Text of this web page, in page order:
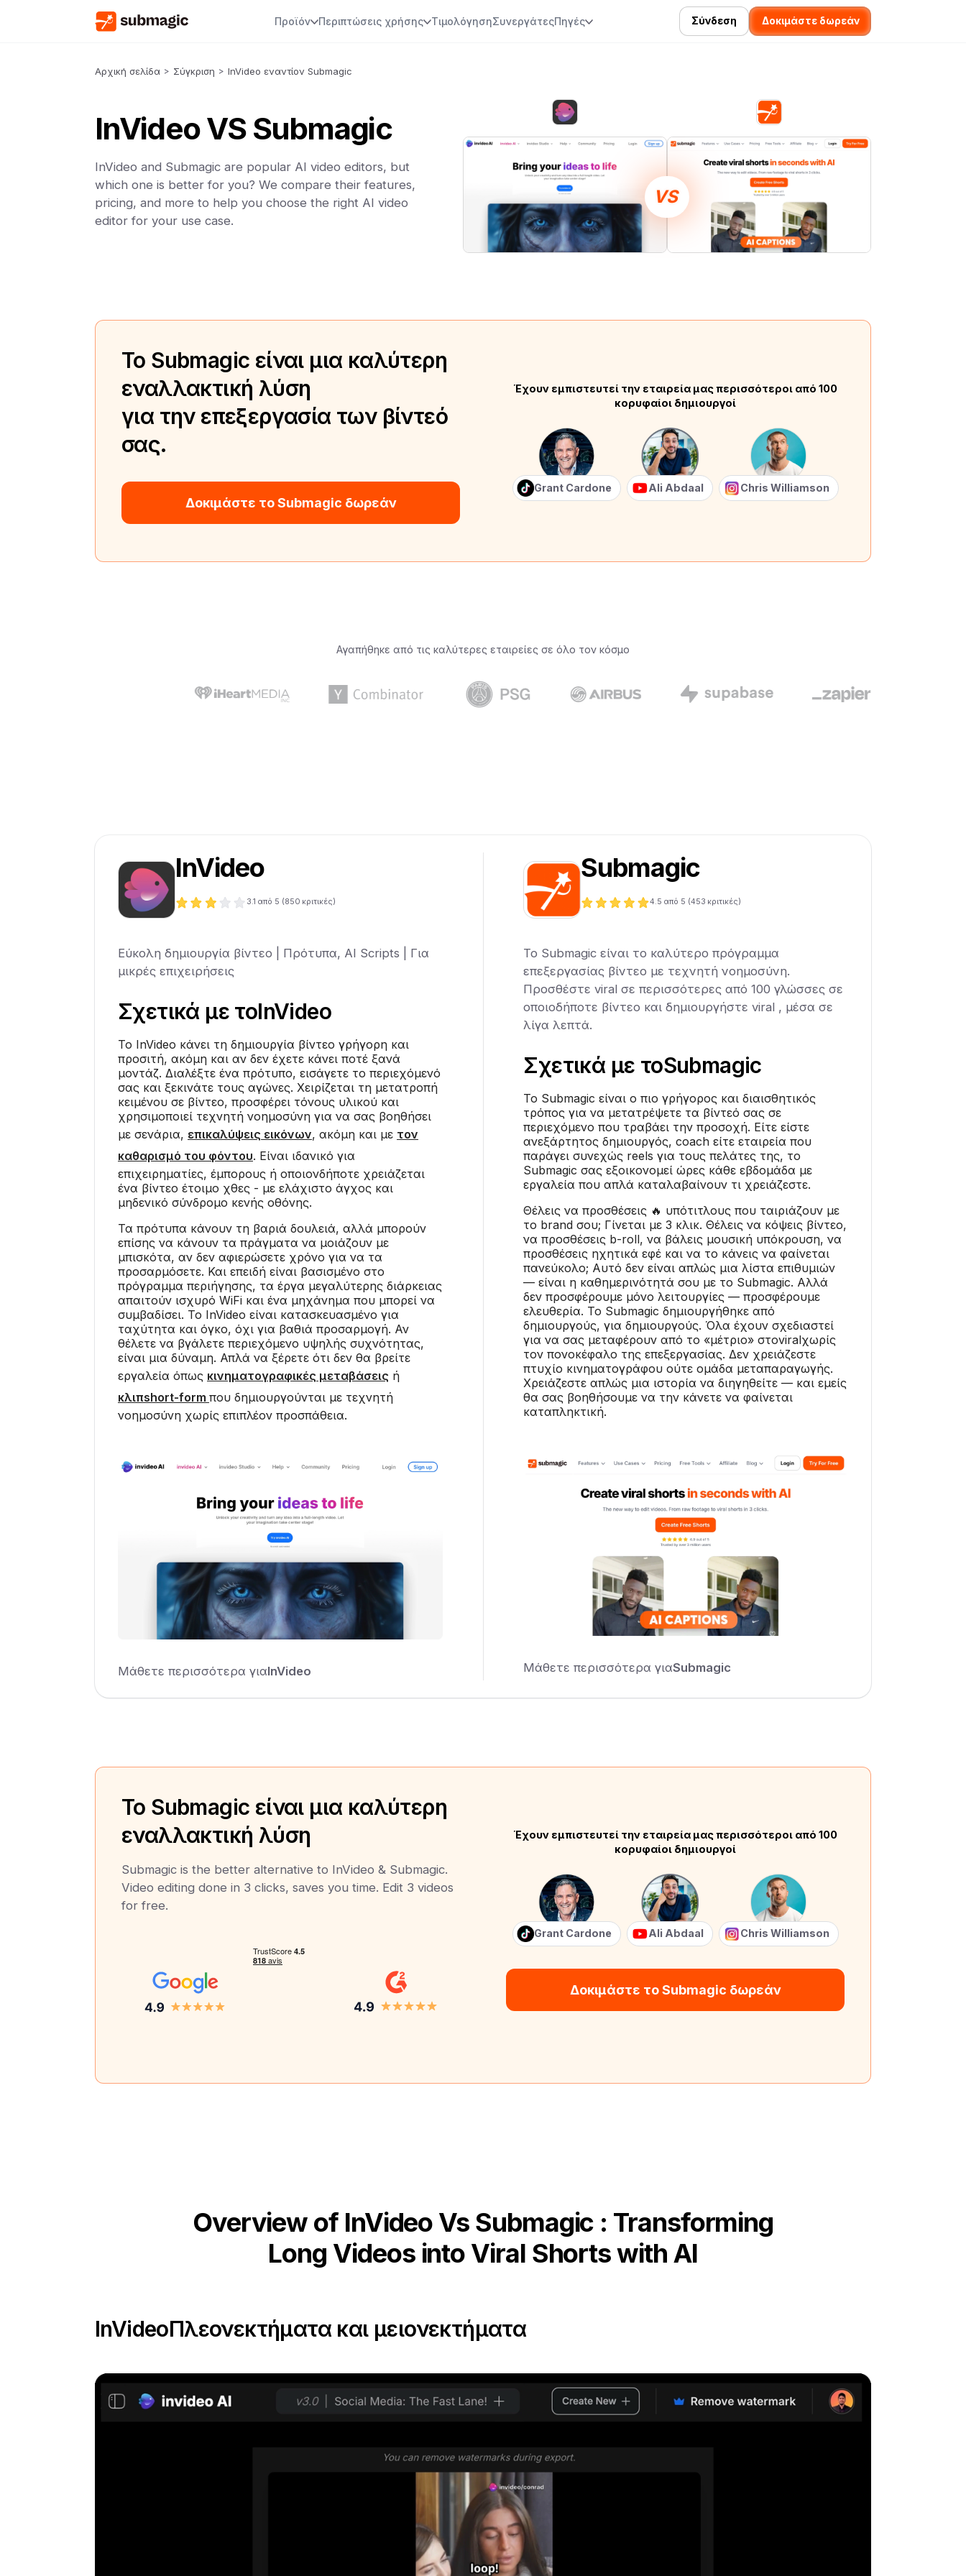
Προϊόν Περιπτώσεις χρήσης ΤιμολόγησηΣυνεργάτεςΠηγές Σύνδεση Δοκιμάστε δωρεάν
Αρχική σελίδα > Σύγκριση > InVideo εναντίον Submagic
InVideo VS Submagic
InVideo and Submagic are popular AI video editors, but
which one is better for you? We compare their features,
pricing, and more to help you choose the right AI video
editor for your use case.
VS
Το Submagic είναι μια καλύτερη
εναλλακτική λύση
για την επεξεργασία των βίντεό
σας.
Δοκιμάστε το Submagic δωρεάν
Έχουν εμπιστευτεί την εταιρεία μας περισσότεροι από 100
κορυφαίοι δημιουργοί
Grant Cardone Ali Abdaal Chris Williamson
Αγαπήθηκε από τις καλύτερες εταιρείες σε όλο τον κόσμο
InVideo
3.1 από 5 (850 κριτικές)
Εύκολη δημιουργία βίντεο | Πρότυπα, AI Scripts | Για
μικρές επιχειρήσεις
Σχετικά με τοInVideo
Το InVideo κάνει τη δημιουργία βίντεο γρήγορη και
προσιτή, ακόμη και αν δεν έχετε κάνει ποτέ ξανά
μοντάζ. Διαλέξτε ένα πρότυπο, εισάγετε το περιεχόμενό
σας και ξεκινάτε τους αγώνες. Χειρίζεται τη μετατροπή
κειμένου σε βίντεο, προσφέρει τόνους υλικού και
χρησιμοποιεί τεχνητή νοημοσύνη για να σας βοηθήσει
με σενάρια, επικαλύψεις εικόνων, ακόμη και με τον
καθαρισμό του φόντου. Είναι ιδανικό για
επιχειρηματίες, έμπορους ή οποιονδήποτε χρειάζεται
ένα βίντεο έτοιμο χθες - με ελάχιστο άγχος και
μηδενικό σύνδρομο κενής οθόνης.
Τα πρότυπα κάνουν τη βαριά δουλειά, αλλά μπορούν
επίσης να κάνουν τα πράγματα να μοιάζουν με
μπισκότα, αν δεν αφιερώσετε χρόνο για να τα
προσαρμόσετε. Και επειδή είναι βασισμένο στο
πρόγραμμα περιήγησης, τα έργα μεγαλύτερης διάρκειας
απαιτούν ισχυρό WiFi και ένα μηχάνημα που μπορεί να
συμβαδίσει. Το InVideo είναι κατασκευασμένο για
ταχύτητα και όγκο, όχι για βαθιά προσαρμογή. Αν
θέλετε να βγάλετε περιεχόμενο υψηλής συχνότητας,
είναι μια δύναμη. Απλά να ξέρετε ότι δεν θα βρείτε
εργαλεία όπως κινηματογραφικές μεταβάσεις ή
κλιπshort-form που δημιουργούνται με τεχνητή
νοημοσύνη χωρίς επιπλέον προσπάθεια.
Μάθετε περισσότερα γιαInVideo
Submagic
4.5 από 5 (453 κριτικές)
Το Submagic είναι το καλύτερο πρόγραμμα
επεξεργασίας βίντεο με τεχνητή νοημοσύνη.
Προσθέστε viral σε περισσότερες από 100 γλώσσες σε
οποιοδήποτε βίντεο και δημιουργήστε viral , μέσα σε
λίγα λεπτά.
Σχετικά με τοSubmagic
Το Submagic είναι ο πιο γρήγορος και διαισθητικός
τρόπος για να μετατρέψετε τα βίντεό σας σε
περιεχόμενο που τραβάει την προσοχή. Είτε είστε
ανεξάρτητος δημιουργός, coach είτε εταιρεία που
παράγει συνεχώς reels για τους πελάτες της, το
Submagic σας εξοικονομεί ώρες κάθε εβδομάδα με
εργαλεία που απλά καταλαβαίνουν τι χρειάζεστε.
Θέλεις να προσθέσεις 🔥 υπότιτλους που ταιριάζουν με
το brand σου; Γίνεται με 3 κλικ. Θέλεις να κόψεις βίντεο,
να προσθέσεις b-roll, να βάλεις μουσική υπόκρουση, να
προσθέσεις ηχητικά εφέ και να το κάνεις να φαίνεται
πανεύκολο; Αυτό δεν είναι απλώς μια λίστα επιθυμιών
— είναι η καθημερινότητά σου με το Submagic. Αλλά
δεν προσφέρουμε μόνο λειτουργίες — προσφέρουμε
ελευθερία. Το Submagic δημιουργήθηκε από
δημιουργούς, για δημιουργούς. Όλα έχουν σχεδιαστεί
για να σας μεταφέρουν από το «μέτριο» στοviralχωρίς
τον πονοκέφαλο της επεξεργασίας. Δεν χρειάζεστε
πτυχίο κινηματογράφου ούτε ομάδα μεταπαραγωγής.
Χρειάζεστε απλώς μια ιστορία να διηγηθείτε — και εμείς
θα σας βοηθήσουμε να την κάνετε να φαίνεται
καταπληκτική.
Μάθετε περισσότερα γιαSubmagic
Το Submagic είναι μια καλύτερη
εναλλακτική λύση
Submagic is the better alternative to InVideo & Submagic.
Video editing done in 3 clicks, saves you time. Edit 3 videos
for free.
Έχουν εμπιστευτεί την εταιρεία μας περισσότεροι από 100
κορυφαίοι δημιουργοί
Grant Cardone Ali Abdaal Chris Williamson
Δοκιμάστε το Submagic δωρεάν
Overview of InVideo Vs Submagic : Transforming
Long Videos into Viral Shorts with AI
InVideoΠλεονεκτήματα και μειονεκτήματα